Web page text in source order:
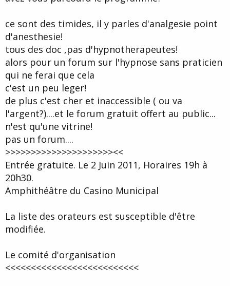
ce sont des timides, il y parles d'analgesie point
d'anesthesie!
tous des doc ,pas d'hypnotherapeutes!
alors pour un forum sur l'hypnose sans praticien
qui ne ferai que cela
c'est un peu leger!
de plus c'est cher et inaccessible ( ou va
l'argent?)....et le forum gratuit offert au public...
n'est qu'une vitrine!
pas un forum....
>>>>>>>>>>>>>>>>>>>>><<
Entrée gratuite. Le 2 Juin 2011, Horaires 19h à
20h30.
Amphithéâtre du Casino Municipal
La liste des orateurs est susceptible d'être
modifiée.
Le comité d'organisation
<<<<<<<<<<<<<<<<<<<<<<<<<<